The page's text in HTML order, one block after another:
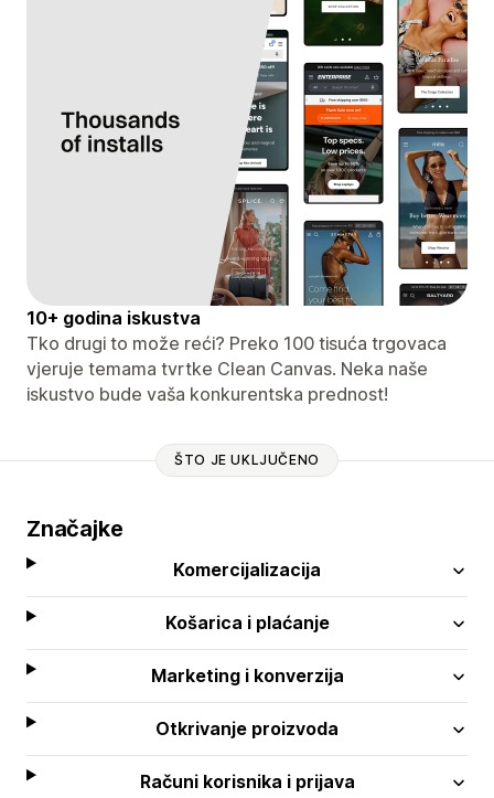
10+ godina iskustva
Tko drugi to može reći? Preko 100 tisuća trgovaca
vjeruje temama tvrtke Clean Canvas. Neka naše
iskustvo bude vaša konkurentska prednost!
ŠTO JE UKLJUČENO
Značajke
Komercijalizacija
Košarica i plaćanje
Marketing i konverzija
Otkrivanje proizvoda
Računi korisnika i prijava